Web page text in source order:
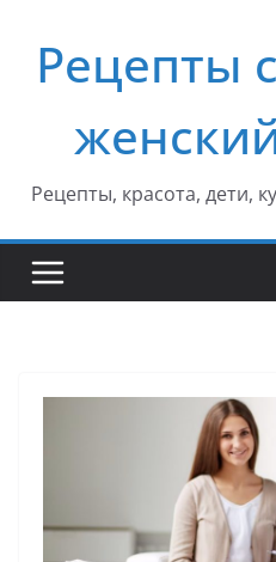
содержимому
Рецепты
Рецепты, красота, дети,